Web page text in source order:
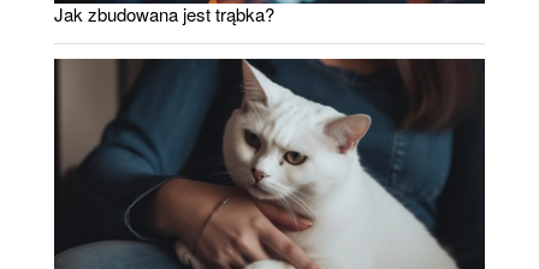
Jak zbudowana jest trąbka?